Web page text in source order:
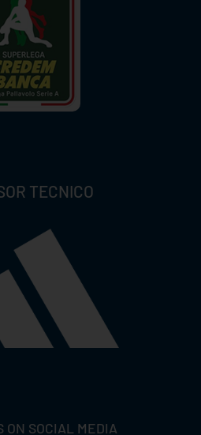
TECNICO
ON SOCIAL MEDIA